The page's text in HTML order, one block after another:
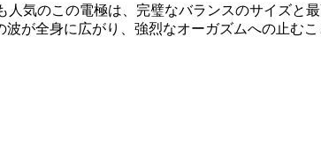
気のこの電極は、完璧なバランスのサイズと
が全身に広がり、強烈なオーガズムへの止む